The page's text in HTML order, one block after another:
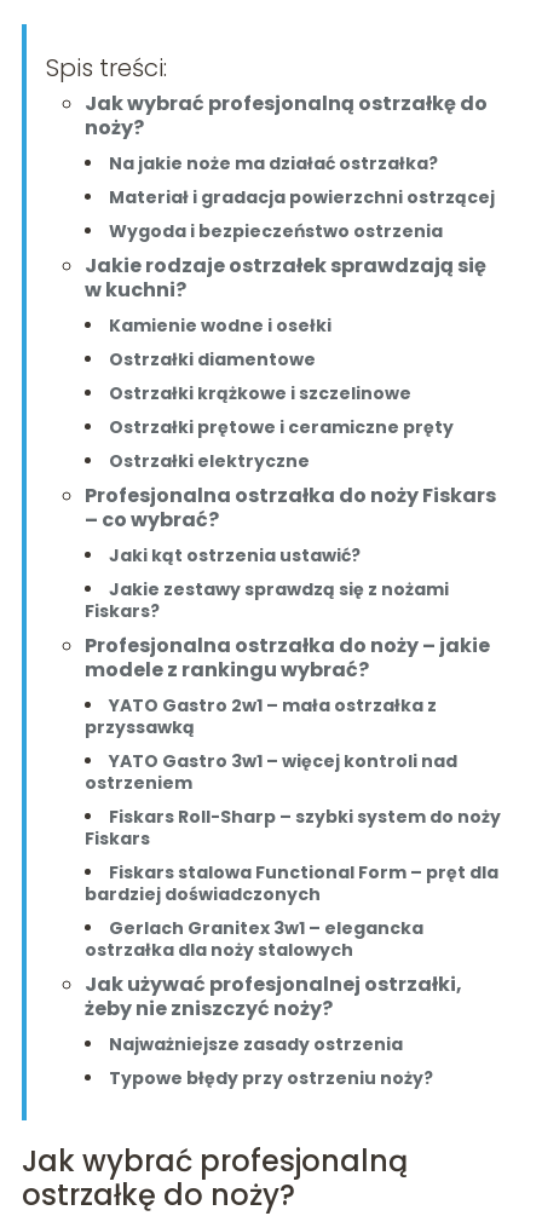
Spis treści:
Jak wybrać profesjonalną ostrzałkę do
noży?
Na jakie noże ma działać ostrzałka?
Materiał i gradacja powierzchni ostrzącej
Wygoda i bezpieczeństwo ostrzenia
Jakie rodzaje ostrzałek sprawdzają się
w kuchni?
Kamienie wodne i osełki
Ostrzałki diamentowe
Ostrzałki krążkowe i szczelinowe
Ostrzałki prętowe i ceramiczne pręty
Ostrzałki elektryczne
Profesjonalna ostrzałka do noży Fiskars
– co wybrać?
Jaki kąt ostrzenia ustawić?
Jakie zestawy sprawdzą się z nożami
Fiskars?
Profesjonalna ostrzałka do noży – jakie
modele z rankingu wybrać?
YATO Gastro 2w1 – mała ostrzałka z
przyssawką
YATO Gastro 3w1 – więcej kontroli nad
ostrzeniem
Fiskars Roll-Sharp – szybki system do noży
Fiskars
Fiskars stalowa Functional Form – pręt dla
bardziej doświadczonych
Gerlach Granitex 3w1 – elegancka
ostrzałka dla noży stalowych
Jak używać profesjonalnej ostrzałki,
żeby nie zniszczyć noży?
Najważniejsze zasady ostrzenia
Typowe błędy przy ostrzeniu noży?
Jak wybrać profesjonalną
ostrzałkę do noży?